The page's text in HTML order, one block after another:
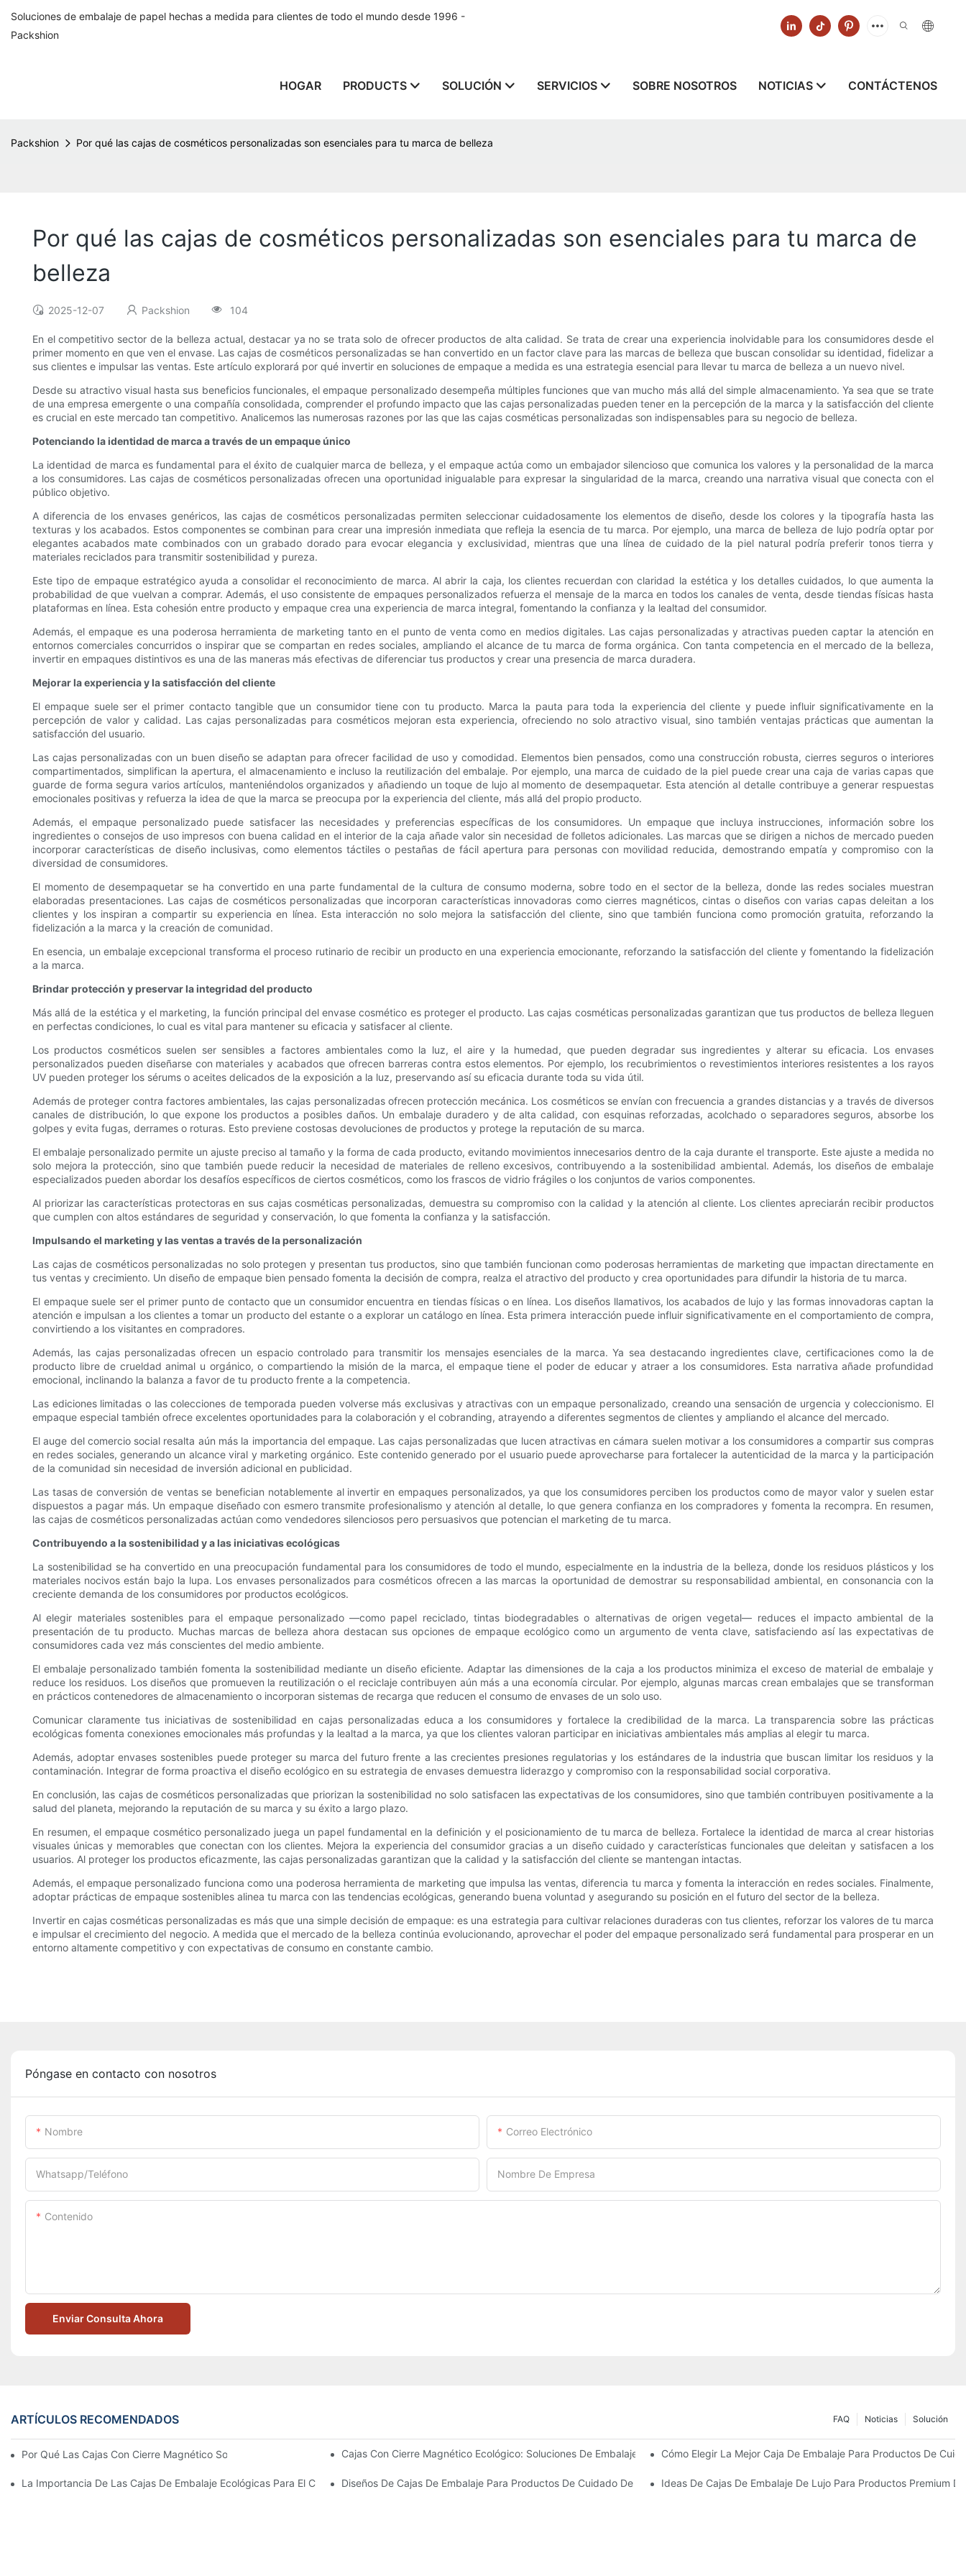
Soluciones de embalaje de papel hechas a medida para clientes de todo el mundo desde 1996 -
Packshion
HOGAR PRODUCTS SOLUCIÓN SERVICIOS SOBRE NOSOTROS NOTICIAS CONTÁCTENOS
Packshion Por qué las cajas de cosméticos personalizadas son esenciales para tu marca de belleza
Por qué las cajas de cosméticos personalizadas son esenciales para tu marca de
belleza
2025-12-07 Packshion 104
En el competitivo sector de la belleza actual, destacar ya no se trata solo de ofrecer productos de alta calidad. Se trata de crear una experiencia inolvidable para los consumidores desde el
primer momento en que ven el envase. Las cajas de cosméticos personalizadas se han convertido en un factor clave para las marcas de belleza que buscan consolidar su identidad, fidelizar a
sus clientes e impulsar las ventas. Este artículo explorará por qué invertir en soluciones de empaque a medida es una estrategia esencial para llevar tu marca de belleza a un nuevo nivel.
Desde su atractivo visual hasta sus beneficios funcionales, el empaque personalizado desempeña múltiples funciones que van mucho más allá del simple almacenamiento. Ya sea que se trate
de una empresa emergente o una compañía consolidada, comprender el profundo impacto que las cajas personalizadas pueden tener en la percepción de la marca y la satisfacción del cliente
es crucial en este mercado tan competitivo. Analicemos las numerosas razones por las que las cajas cosméticas personalizadas son indispensables para su negocio de belleza.
Potenciando la identidad de marca a través de un empaque único
La identidad de marca es fundamental para el éxito de cualquier marca de belleza, y el empaque actúa como un embajador silencioso que comunica los valores y la personalidad de la marca
a los consumidores. Las cajas de cosméticos personalizadas ofrecen una oportunidad inigualable para expresar la singularidad de la marca, creando una narrativa visual que conecta con el
público objetivo.
A diferencia de los envases genéricos, las cajas de cosméticos personalizadas permiten seleccionar cuidadosamente los elementos de diseño, desde los colores y la tipografía hasta las
texturas y los acabados. Estos componentes se combinan para crear una impresión inmediata que refleja la esencia de tu marca. Por ejemplo, una marca de belleza de lujo podría optar por
elegantes acabados mate combinados con un grabado dorado para evocar elegancia y exclusividad, mientras que una línea de cuidado de la piel natural podría preferir tonos tierra y
materiales reciclados para transmitir sostenibilidad y pureza.
Este tipo de empaque estratégico ayuda a consolidar el reconocimiento de marca. Al abrir la caja, los clientes recuerdan con claridad la estética y los detalles cuidados, lo que aumenta la
probabilidad de que vuelvan a comprar. Además, el uso consistente de empaques personalizados refuerza el mensaje de la marca en todos los canales de venta, desde tiendas físicas hasta
plataformas en línea. Esta cohesión entre producto y empaque crea una experiencia de marca integral, fomentando la confianza y la lealtad del consumidor.
Además, el empaque es una poderosa herramienta de marketing tanto en el punto de venta como en medios digitales. Las cajas personalizadas y atractivas pueden captar la atención en
entornos comerciales concurridos o inspirar que se compartan en redes sociales, ampliando el alcance de tu marca de forma orgánica. Con tanta competencia en el mercado de la belleza,
invertir en empaques distintivos es una de las maneras más efectivas de diferenciar tus productos y crear una presencia de marca duradera.
Mejorar la experiencia y la satisfacción del cliente
El empaque suele ser el primer contacto tangible que un consumidor tiene con tu producto. Marca la pauta para toda la experiencia del cliente y puede influir significativamente en la
percepción de valor y calidad. Las cajas personalizadas para cosméticos mejoran esta experiencia, ofreciendo no solo atractivo visual, sino también ventajas prácticas que aumentan la
satisfacción del usuario.
Las cajas personalizadas con un buen diseño se adaptan para ofrecer facilidad de uso y comodidad. Elementos bien pensados, como una construcción robusta, cierres seguros o interiores
compartimentados, simplifican la apertura, el almacenamiento e incluso la reutilización del embalaje. Por ejemplo, una marca de cuidado de la piel puede crear una caja de varias capas que
guarde de forma segura varios artículos, manteniéndolos organizados y añadiendo un toque de lujo al momento de desempaquetar. Esta atención al detalle contribuye a generar respuestas
emocionales positivas y refuerza la idea de que la marca se preocupa por la experiencia del cliente, más allá del propio producto.
Además, el empaque personalizado puede satisfacer las necesidades y preferencias específicas de los consumidores. Un empaque que incluya instrucciones, información sobre los
ingredientes o consejos de uso impresos con buena calidad en el interior de la caja añade valor sin necesidad de folletos adicionales. Las marcas que se dirigen a nichos de mercado pueden
incorporar características de diseño inclusivas, como elementos táctiles o pestañas de fácil apertura para personas con movilidad reducida, demostrando empatía y compromiso con la
diversidad de consumidores.
El momento de desempaquetar se ha convertido en una parte fundamental de la cultura de consumo moderna, sobre todo en el sector de la belleza, donde las redes sociales muestran
elaboradas presentaciones. Las cajas de cosméticos personalizadas que incorporan características innovadoras como cierres magnéticos, cintas o diseños con varias capas deleitan a los
clientes y los inspiran a compartir su experiencia en línea. Esta interacción no solo mejora la satisfacción del cliente, sino que también funciona como promoción gratuita, reforzando la
fidelización a la marca y la creación de comunidad.
En esencia, un embalaje excepcional transforma el proceso rutinario de recibir un producto en una experiencia emocionante, reforzando la satisfacción del cliente y fomentando la fidelización
a la marca.
Brindar protección y preservar la integridad del producto
Más allá de la estética y el marketing, la función principal del envase cosmético es proteger el producto. Las cajas cosméticas personalizadas garantizan que tus productos de belleza lleguen
en perfectas condiciones, lo cual es vital para mantener su eficacia y satisfacer al cliente.
Los productos cosméticos suelen ser sensibles a factores ambientales como la luz, el aire y la humedad, que pueden degradar sus ingredientes y alterar su eficacia. Los envases
personalizados pueden diseñarse con materiales y acabados que ofrecen barreras contra estos elementos. Por ejemplo, los recubrimientos o revestimientos interiores resistentes a los rayos
UV pueden proteger los sérums o aceites delicados de la exposición a la luz, preservando así su eficacia durante toda su vida útil.
Además de proteger contra factores ambientales, las cajas personalizadas ofrecen protección mecánica. Los cosméticos se envían con frecuencia a grandes distancias y a través de diversos
canales de distribución, lo que expone los productos a posibles daños. Un embalaje duradero y de alta calidad, con esquinas reforzadas, acolchado o separadores seguros, absorbe los
golpes y evita fugas, derrames o roturas. Esto previene costosas devoluciones de productos y protege la reputación de su marca.
El embalaje personalizado permite un ajuste preciso al tamaño y la forma de cada producto, evitando movimientos innecesarios dentro de la caja durante el transporte. Este ajuste a medida no
solo mejora la protección, sino que también puede reducir la necesidad de materiales de relleno excesivos, contribuyendo a la sostenibilidad ambiental. Además, los diseños de embalaje
especializados pueden abordar los desafíos específicos de ciertos cosméticos, como los frascos de vidrio frágiles o los conjuntos de varios componentes.
Al priorizar las características protectoras en sus cajas cosméticas personalizadas, demuestra su compromiso con la calidad y la atención al cliente. Los clientes apreciarán recibir productos
que cumplen con altos estándares de seguridad y conservación, lo que fomenta la confianza y la satisfacción.
Impulsando el marketing y las ventas a través de la personalización
Las cajas de cosméticos personalizadas no solo protegen y presentan tus productos, sino que también funcionan como poderosas herramientas de marketing que impactan directamente en
tus ventas y crecimiento. Un diseño de empaque bien pensado fomenta la decisión de compra, realza el atractivo del producto y crea oportunidades para difundir la historia de tu marca.
El empaque suele ser el primer punto de contacto que un consumidor encuentra en tiendas físicas o en línea. Los diseños llamativos, los acabados de lujo y las formas innovadoras captan la
atención e impulsan a los clientes a tomar un producto del estante o a explorar un catálogo en línea. Esta primera interacción puede influir significativamente en el comportamiento de compra,
convirtiendo a los visitantes en compradores.
Además, las cajas personalizadas ofrecen un espacio controlado para transmitir los mensajes esenciales de la marca. Ya sea destacando ingredientes clave, certificaciones como la de
producto libre de crueldad animal u orgánico, o compartiendo la misión de la marca, el empaque tiene el poder de educar y atraer a los consumidores. Esta narrativa añade profundidad
emocional, inclinando la balanza a favor de tu producto frente a la competencia.
Las ediciones limitadas o las colecciones de temporada pueden volverse más exclusivas y atractivas con un empaque personalizado, creando una sensación de urgencia y coleccionismo. El
empaque especial también ofrece excelentes oportunidades para la colaboración y el cobranding, atrayendo a diferentes segmentos de clientes y ampliando el alcance del mercado.
El auge del comercio social resalta aún más la importancia del empaque. Las cajas personalizadas que lucen atractivas en cámara suelen motivar a los consumidores a compartir sus compras
en redes sociales, generando un alcance viral y marketing orgánico. Este contenido generado por el usuario puede aprovecharse para fortalecer la autenticidad de la marca y la participación
de la comunidad sin necesidad de inversión adicional en publicidad.
Las tasas de conversión de ventas se benefician notablemente al invertir en empaques personalizados, ya que los consumidores perciben los productos como de mayor valor y suelen estar
dispuestos a pagar más. Un empaque diseñado con esmero transmite profesionalismo y atención al detalle, lo que genera confianza en los compradores y fomenta la recompra. En resumen,
las cajas de cosméticos personalizadas actúan como vendedores silenciosos pero persuasivos que potencian el marketing de tu marca.
Contribuyendo a la sostenibilidad y a las iniciativas ecológicas
La sostenibilidad se ha convertido en una preocupación fundamental para los consumidores de todo el mundo, especialmente en la industria de la belleza, donde los residuos plásticos y los
materiales nocivos están bajo la lupa. Los envases personalizados para cosméticos ofrecen a las marcas la oportunidad de demostrar su responsabilidad ambiental, en consonancia con la
creciente demanda de los consumidores por productos ecológicos.
Al elegir materiales sostenibles para el empaque personalizado —como papel reciclado, tintas biodegradables o alternativas de origen vegetal— reduces el impacto ambiental de la
presentación de tu producto. Muchas marcas de belleza ahora destacan sus opciones de empaque ecológico como un argumento de venta clave, satisfaciendo así las expectativas de
consumidores cada vez más conscientes del medio ambiente.
El embalaje personalizado también fomenta la sostenibilidad mediante un diseño eficiente. Adaptar las dimensiones de la caja a los productos minimiza el exceso de material de embalaje y
reduce los residuos. Los diseños que promueven la reutilización o el reciclaje contribuyen aún más a una economía circular. Por ejemplo, algunas marcas crean embalajes que se transforman
en prácticos contenedores de almacenamiento o incorporan sistemas de recarga que reducen el consumo de envases de un solo uso.
Comunicar claramente tus iniciativas de sostenibilidad en cajas personalizadas educa a los consumidores y fortalece la credibilidad de la marca. La transparencia sobre las prácticas
ecológicas fomenta conexiones emocionales más profundas y la lealtad a la marca, ya que los clientes valoran participar en iniciativas ambientales más amplias al elegir tu marca.
Además, adoptar envases sostenibles puede proteger su marca del futuro frente a las crecientes presiones regulatorias y los estándares de la industria que buscan limitar los residuos y la
contaminación. Integrar de forma proactiva el diseño ecológico en su estrategia de envases demuestra liderazgo y compromiso con la responsabilidad social corporativa.
En conclusión, las cajas de cosméticos personalizadas que priorizan la sostenibilidad no solo satisfacen las expectativas de los consumidores, sino que también contribuyen positivamente a la
salud del planeta, mejorando la reputación de su marca y su éxito a largo plazo.
En resumen, el empaque cosmético personalizado juega un papel fundamental en la definición y el posicionamiento de tu marca de belleza. Fortalece la identidad de marca al crear historias
visuales únicas y memorables que conectan con los clientes. Mejora la experiencia del consumidor gracias a un diseño cuidado y características funcionales que deleitan y satisfacen a los
usuarios. Al proteger los productos eficazmente, las cajas personalizadas garantizan que la calidad y la satisfacción del cliente se mantengan intactas.
Además, el empaque personalizado funciona como una poderosa herramienta de marketing que impulsa las ventas, diferencia tu marca y fomenta la interacción en redes sociales. Finalmente,
adoptar prácticas de empaque sostenibles alinea tu marca con las tendencias ecológicas, generando buena voluntad y asegurando su posición en el futuro del sector de la belleza.
Invertir en cajas cosméticas personalizadas es más que una simple decisión de empaque: es una estrategia para cultivar relaciones duraderas con tus clientes, reforzar los valores de tu marca
e impulsar el crecimiento del negocio. A medida que el mercado de la belleza continúa evolucionando, aprovechar el poder del empaque personalizado será fundamental para prosperar en un
entorno altamente competitivo y con expectativas de consumo en constante cambio.
Póngase en contacto con nosotros
Nombre Correo Electrónico
Whatsapp/Teléfono Nombre De Empresa
Contenido
Enviar Consulta Ahora
ARTÍCULOS RECOMENDADOS Solución
Noticias
FAQ
Por Qué Las Cajas Con Cierre Magnético Son La Mejor Opción Para Un Embalaje PremiumCajas Con Cierre Magnético Ecológico: Soluciones De Embalaje SosteniblesCómo Elegir La Mejor Caja De Embalaje Para Productos De
La Importancia De Las Cajas De Embalaje Ecológicas Para El Cuidado De La PielDiseños De Cajas De Embalaje Para Productos De Cuidado De La Piel Personalizados Que Fomentan La Fidelidad A La Marca
Ideas De Cajas De Embalaje De Lujo Para Productos Premium